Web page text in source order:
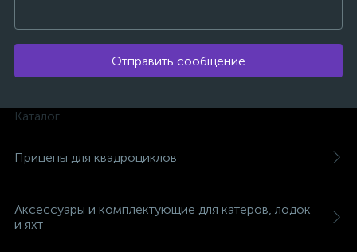
Отправить сообщение
Каталог
Прицепы для квадроциклов
Аксессуары и комплектующие для катеров, лодок
и яхт